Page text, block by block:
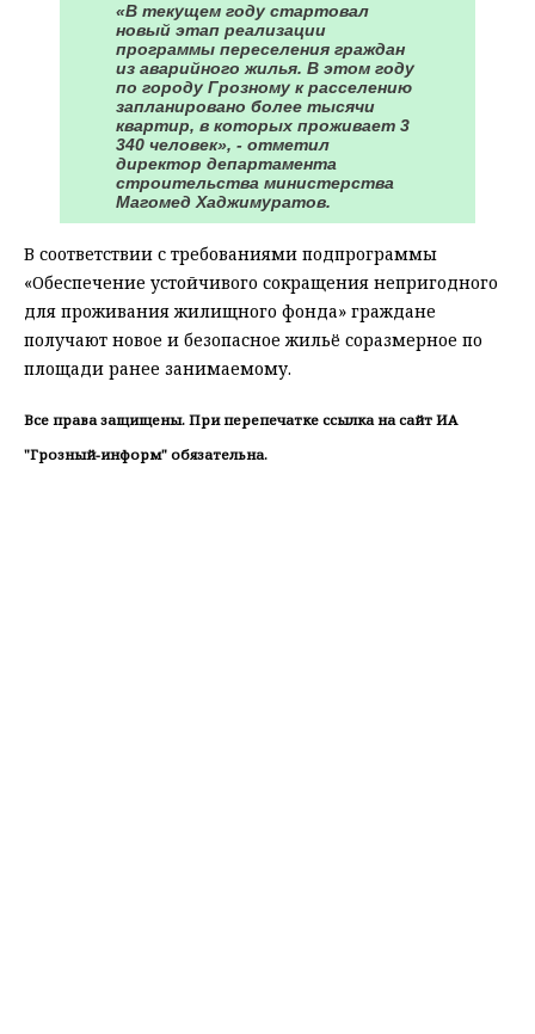
«В текущем году стартовал
новый этап реализации
программы переселения граждан
из аварийного жилья. В этом году
по городу Грозному к расселению
запланировано более тысячи
квартир, в которых проживает 3
340 человек», - отметил
директор департамента
строительства министерства
Магомед Хаджимуратов.
В соответствии с требованиями подпрограммы
«Обеспечение устойчивого сокращения непригодного
для проживания жилищного фонда» граждане
получают новое и безопасное жильё соразмерное по
площади ранее занимаемому.
Все права защищены. При перепечатке ссылка на сайт ИА
"Грозный-информ" обязательна.